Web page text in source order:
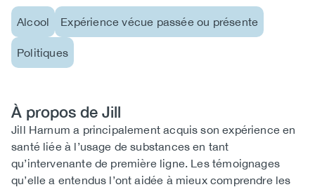
Alcool Expérience vécue passée ou présente
Politiques
À propos de Jill
Biography
Jill Harnum a principalement acquis son expérience en
santé liée à l’usage de substances en tant
qu’intervenante de première ligne. Les témoignages
qu’elle a entendus l’ont aidée à mieux comprendre les